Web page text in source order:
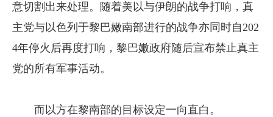
意切割出来处理。随着美以与伊朗的战争打响，真
主党与以色列于黎巴嫩南部进行的战争亦同时自202
4年停火后再度打响，黎巴嫩政府随后宣布禁止真主
党的所有军事活动。
而以方在黎南部的目标设定一向直白。